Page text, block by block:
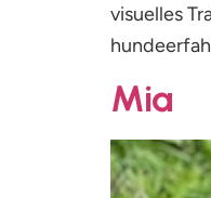
visuelles
Mia